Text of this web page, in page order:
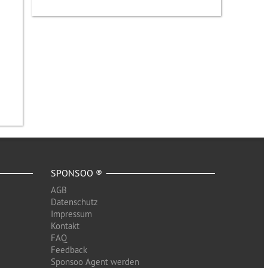
SPONSOO ®
AGB
Datenschutz
Impressum
Kontakt
FAQ
Feedback
Sponsoo Agent werden